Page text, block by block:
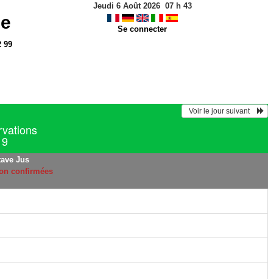
99
Jeudi 6 Août 2026 07h 43
Se connecter
  Voir le jour suivant
Jus
confirmées